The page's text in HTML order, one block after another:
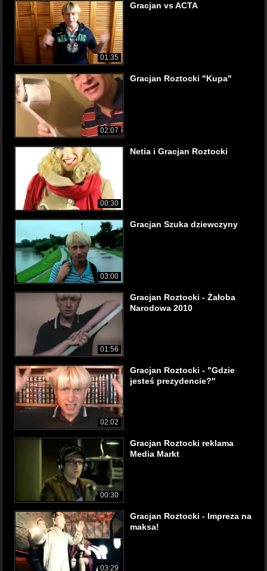
01:35
Gracjan vs ACTA
02:07
Gracjan Roztocki "Kupa"
00:30
Netia i Gracjan Roztocki
03:00
Gracjan Szuka dziewczyny
01:56
Gracjan Roztocki - Żałoba
Narodowa 2010
02:02
Gracjan Roztocki - "Gdzie
jesteś prezydencie?"
00:30
Gracjan Roztocki reklama
Media Markt
03:29
Gracjan Roztocki - Impreza na
maksa!